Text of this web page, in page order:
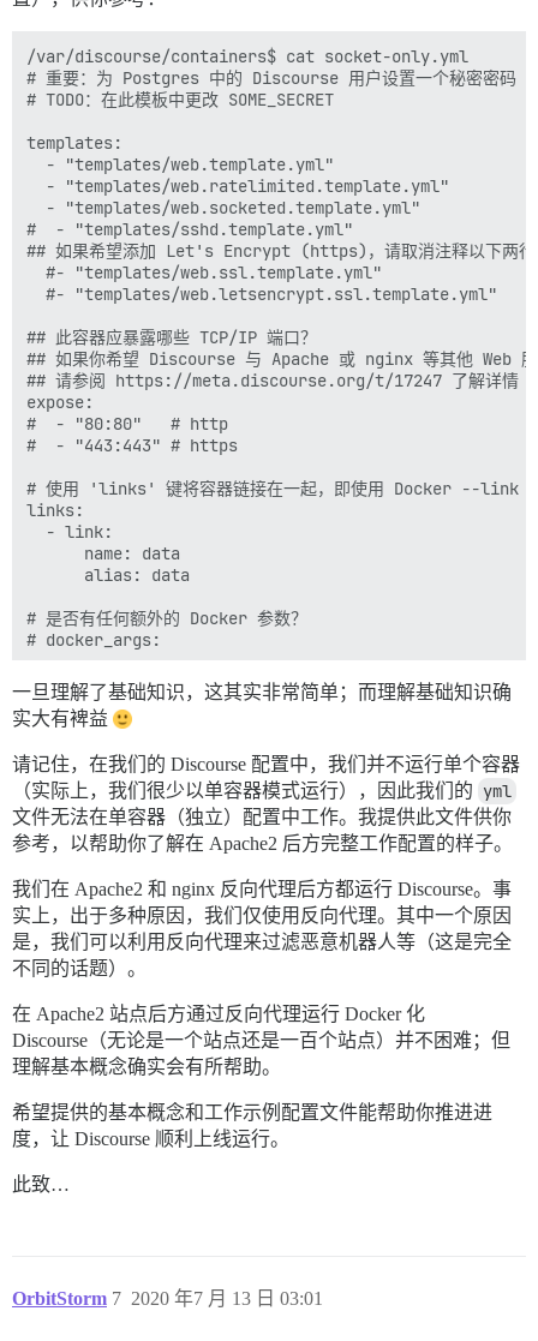
/var/discourse/containers$ cat socket-only.yml
# 重要：为 Postgres 中的 Discourse 用户设置一个秘密密码
# TODO：在此模板中更改 SOME_SECRET
templates:
  - "templates/web.template.yml"
  - "templates/web.ratelimited.template.yml"
  - "templates/web.socketed.template.yml"
#  - "templates/sshd.template.yml"
## 如果希望添加 Let's Encrypt (https)，请取消注释以下两行
  #- "templates/web.ssl.template.yml"
  #- "templates/web.letsencrypt.ssl.template.yml"
## 此容器应暴露哪些 TCP/IP 端口？
## 如果你希望 Discourse 与 Apache 或 nginx 等其他 Web 服
## 请参阅 https://meta.discourse.org/t/17247 了解详情
expose:
#  - "80:80"   # http
#  - "443:443" # https
# 使用 'links' 键将容器链接在一起，即使用 Docker --link
links:
  - link:
      name: data
      alias: data
# 是否有任何额外的 Docker 参数？
# docker_args:
params:
## 此容器应使用哪个 Git 修订版本？（默认：tests-passed
  #version: latest
env:
  LC_ALL: en_US.UTF-8
  LANG: en_US.UTF-8
  LANGUAGE: en_US.UTF-8
  # DISCOURSE_DEFAULT_LOCALE: en
  ## 支持多少个并发 Web 请求？取决于内存和 CPU 核心数。
## 将基于检测到的 CPU 数量由 bootstrap 自动设置，你也可
  UNICORN_WORKERS: 8
  ## TODO：此 Discourse 实例将响应的域名
DISCOURSE_HOSTNAME: 'discourse.your-great-web-
## 如果希望容器以与上述指定的相同主机名（-h 选项）启动，
  #DOCKER_USE_HOSTNAME: true
  ## TODO：初始注册时将设为管理员和开发者的逗号分隔邮箱列表
  # SMTP 地址、用户名和密码为必填项
  # 警告：SMTP 密码中的字符 '#' 可能导致问题！
一旦理解了基础知识，这其实非常简单；而理解基础知识确
实大有裨益
请记住，在我们的 Discourse 配置中，我们并不运行单个容器
（实际上，我们很少以单容器模式运行），因此我们的 yml
文件无法在单容器（独立）配置中工作。我提供此文件供你
参考，以帮助你了解在 Apache2 后方完整工作配置的样子。
我们在 Apache2 和 nginx 反向代理后方都运行 Discourse。事
实上，出于多种原因，我们仅使用反向代理。其中一个原因
是，我们可以利用反向代理来过滤恶意机器人等（这是完全
不同的话题）。
在 Apache2 站点后方通过反向代理运行 Docker 化
Discourse（无论是一个站点还是一百个站点）并不困难；但
理解基本概念确实会有所帮助。
希望提供的基本概念和工作示例配置文件能帮助你推进进
度，让 Discourse 顺利上线运行。
此致…
OrbitStorm 2020 年7 月 13 日 03:01
7